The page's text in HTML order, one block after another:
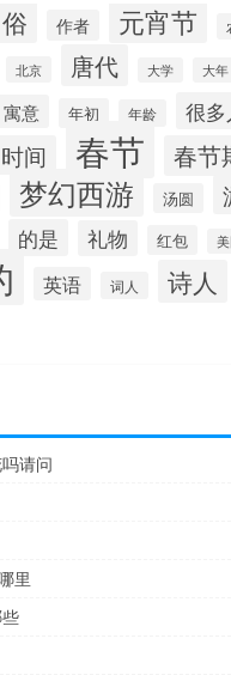
作者 元宵节
北京 唐代 大学 大年
寓意 年初 年龄 很多
时间 春节 春节
梦幻西游 汤圆
的是 礼物 红包
英语 词人 诗人
请问
里